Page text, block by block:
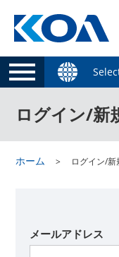
ログイン/新
ホーム ログイン/
メールアドレス